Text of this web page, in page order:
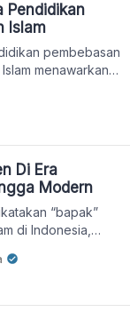
Pendidikan
Islam
pembebasan
menawarkan
sistemik untuk
sosial.
Di Era
Modern
“bapak”
di Indonesia,
tuntutan